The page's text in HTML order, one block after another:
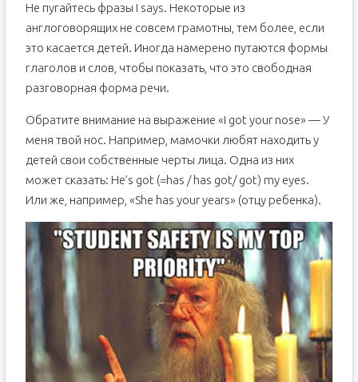
Не пугайтесь фразы I says. Некоторые из
англоговорящих не совсем грамотны, тем более, если
это касается детей. Иногда намерено путаются формы
глаголов и слов, чтобы показать, что это свободная
разговорная форма речи.
Обратите внимание на выражение «I got your nose» — У
меня твой нос. Например, мамочки любят находить у
детей свои собственные черты лица. Одна из них
может сказать: He’s got (=has / has got/ got) my eyes.
Или же, например, «She has your years» (отцу ребенка).